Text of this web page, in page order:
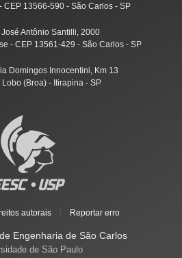
CEP 13566-590 - São Carlos - SP
José Antônio Santilli, 2000
- CEP 13561-429 - São Carlos - SP
Domingos Innocentini, Km 13
Lobo (Broa) - Itirapina - SP
autorais Reportar erro
Engenharia de São Carlos
de São Paulo